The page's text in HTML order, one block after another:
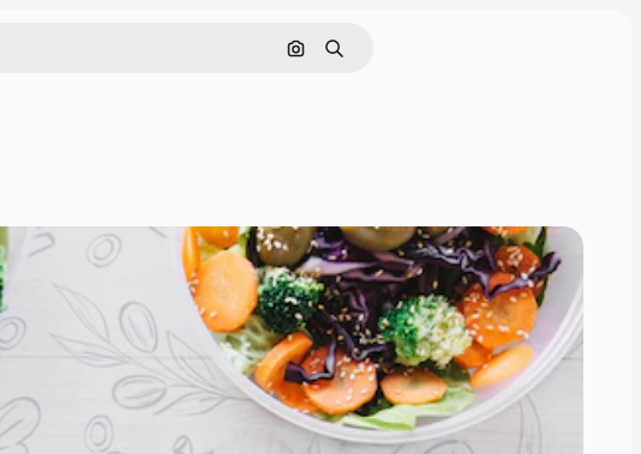
Nach Bild suchen
Suchen